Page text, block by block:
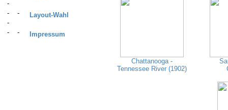
Layout-Wahl
Impressum
Chattanooga -
Tennessee River (1902)